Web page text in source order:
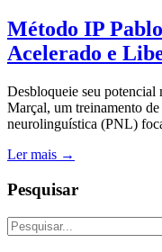
Método IP
Acelerado e
Desbloqueie seu
Marçal, um treinamento
neurolinguística (PNL)
Ler mais →
Pesquisar